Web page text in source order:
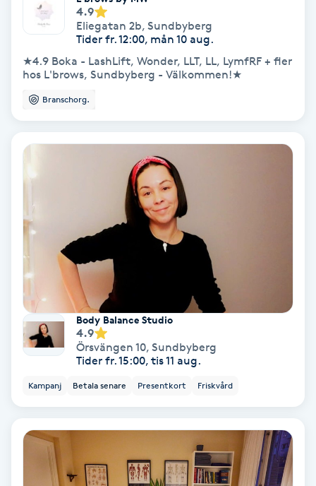
Spa manikyr & pedikyr
Spa-manikyr
Spraytan
Stylist
Sugaring
Svensk massage
Svettbehandling
Tuina-massage
Taktil massage
Tandblekning
4.9
Eliegatan 2b, Sundbyberg
Tider fr. 12:00, mån 10 aug.
★4.9 Boka - LashLift, Wonder, LLT, LL, LymfRF + fler
hos L'brows, Sundbyberg - Välkommen!★
Branschorg.
Body Balance Studio
4.9
Örsvängen 10, Sundbyberg
Tider fr. 15:00, tis 11 aug.
Kampanj Betala senare Presentkort Friskvård